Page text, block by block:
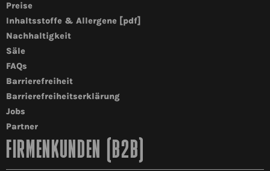
Preise
Inhaltsstoffe & Allergene [pdf]
Nachhaltigkeit
Säle
FAQs
Barrierefreiheit
Barrierefreiheitserklärung
Jobs
Partner
FIRMENKUNDEN (B2B)